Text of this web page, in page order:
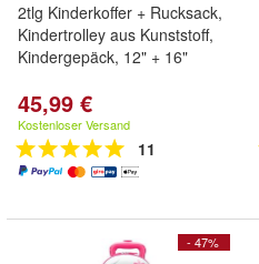
2tlg Kinderkoffer + Rucksack,
Kindertrolley aus Kunststoff,
Kindergepäck, 12" + 16"
45,99 €
Kostenloser Versand
11
- 47%